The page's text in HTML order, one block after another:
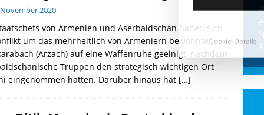
2020
von Armenien und Aserbaidschan haben sich
um das mehrheitlich von Armeniern bewohnte
(Arzach) auf eine Waffenruhe geeinigt, nachdem
Truppen den strategisch wichtigen Ort
eingenommen hatten. Darüber hinaus hat […]
Flüge vor der[...]